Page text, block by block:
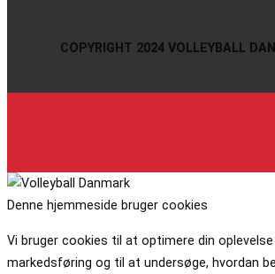
COPYRIGHT 2024 VOLLEYBALL
Denne hjemmeside bruger cookies
Vi bruger cookies til at optimere din
markedsføring og til at undersøge, hvordan